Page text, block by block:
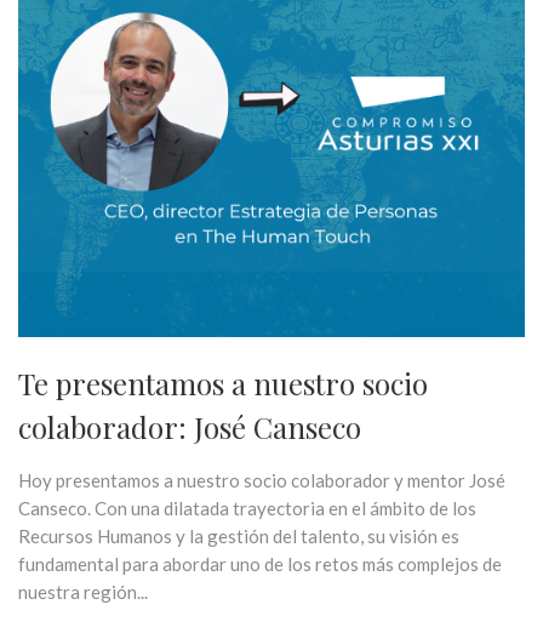
Te presentamos a nuestro socio
colaborador: José Canseco
Hoy presentamos a nuestro socio colaborador y mentor José
Canseco. Con una dilatada trayectoria en el ámbito de los
Recursos Humanos y la gestión del talento, su visión es
fundamental para abordar uno de los retos más complejos de
nuestra región...